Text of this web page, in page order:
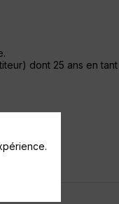
dont 25 ans en